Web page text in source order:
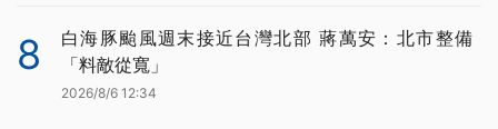
8
白海豚颱風週末接近台灣北部 蔣萬安：北市整備
「料敵從寬」
2026/8/6 12:34